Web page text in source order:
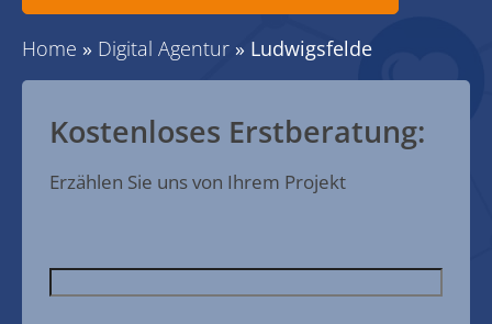
Home » Digital Agentur » Ludwigsfelde
Kostenloses Erstberatung:
Erzählen Sie uns von Ihrem Projekt